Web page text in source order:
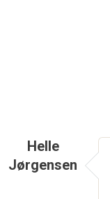
Helle
Jørgensen